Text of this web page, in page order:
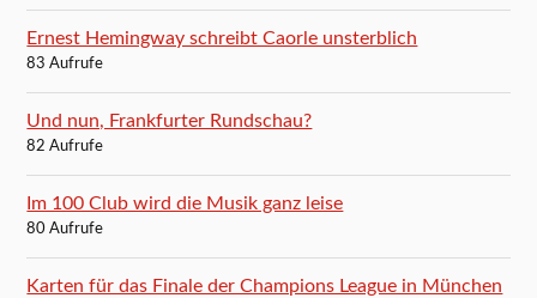
Ernest Hemingway schreibt Caorle unsterblich
83 Aufrufe
Und nun, Frankfurter Rundschau?
82 Aufrufe
Im 100 Club wird die Musik ganz leise
80 Aufrufe
Karten für das Finale der Champions League in München